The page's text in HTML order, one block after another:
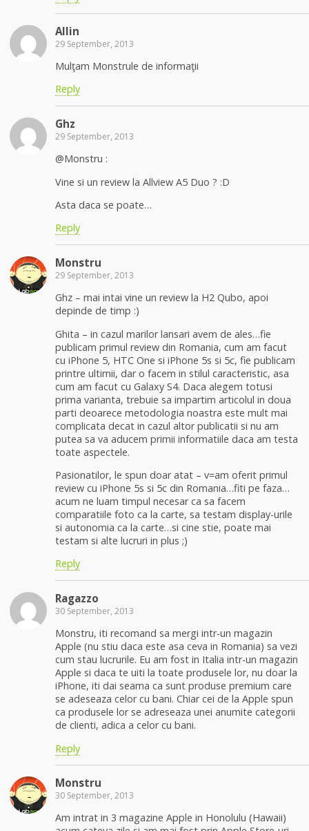
Allin
29 September, 2013
Mulţam Monstrule de informaţii
Reply
Ghz
29 September, 2013
@Monstru :
Vine si un review la Allview A5 Duo ? :D
Asta daca se poate…
Reply
Monstru
29 September, 2013
Ghz – mai intai vine un review la H2 Qubo, apoi
depinde de timp :)
Ghita – in cazul marilor lansari avem de ales…fie
publicam primul review din Romania, cum am facut
cu iPhone 5, HTC One si iPhone 5s si 5c, fie publicam
printre ultimii, dar o facem in stilul caracteristic, asa
cum am facut cu Galaxy S4. Daca alegem totusi
prima varianta, trebuie sa impartim articolul in doua
parti deoarece metodologia noastra este mult mai
complicata decat in cazul altor publicatii si nu am
putea sa va aducem primii informatiile daca am testa
toate aspectele.
Pasionatilor, le spun doar atat – v=am oferit primul
review cu iPhone 5s si 5c din Romania…fiti pe faza…
acum ne luam timpul necesar ca sa facem
comparatiile foto ca la carte, sa testam display-urile
si autonomia ca la carte…si cine stie, poate mai
testam si alte lucruri in plus ;)
Reply
Ragazzo
30 September, 2013
Monstru, iti recomand sa mergi intr-un magazin
Apple (nu stiu daca este asa ceva in Romania) sa vezi
cum stau lucrurile. Eu am fost in Italia intr-un magazin
Apple si daca te uiti la toate produsele lor, nu doar la
iPhone, iti dai seama ca sunt produse premium care
se adeseaza celor cu bani. Chiar cei de la Apple spun
ca produsele lor se adreseaza unei anumite categorii
de clienti, adica a celor cu bani.
Reply
Monstru
30 September, 2013
Am intrat in 3 magazine Apple in Honolulu (Hawaii)